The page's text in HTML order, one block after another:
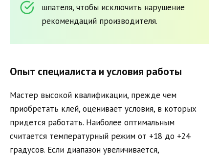
шпателя, чтобы исключить нарушение
рекомендаций производителя.
Опыт специалиста и условия работы
Мастер высокой квалификации, прежде чем
приобретать клей, оценивает условия, в которых
придется работать. Наиболее оптимальным
считается температурный режим от +18 до +24
градусов. Если диапазон увеличивается,